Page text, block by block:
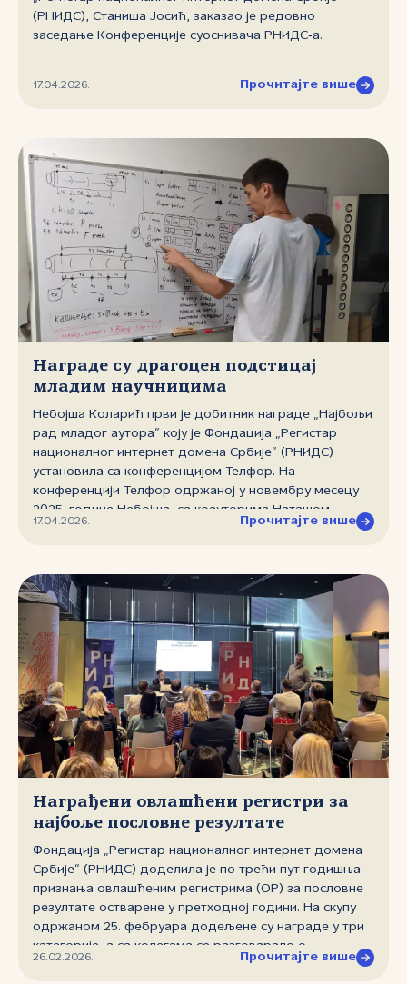
(РНИДС), Станиша Јосић, заказао је редовно
заседање Конференције суоснивача РНИДС‑а.
17.04.2026. Прочитајте више
Награде су драгоцен подстицај
младим научницима
Небојша Коларић први је добитник награде „Најбољи
рад младог аутора” коју је Фондација „Регистар
националног интернет домена Србије” (РНИДС)
установила са конференцијом Телфор. На
конференцији Телфор одржаној у новембру месецу
2025. године Небојша, са коауторима Наташом
Ћировић и Милошем Бјелић, награђен је за рад
17.04.2026. Прочитајте више
Награђени овлашћени регистри за
најбоље пословне резултате
Фондација „Регистар националног интернет домена
Србије“ (РНИДС) доделила је по трећи пут годишња
признања овлашћеним регистрима (ОР) за пословне
резултате остварене у претходној години. На скупу
одржаном 25. фебруара додељене су награде у три
категорије, а са колегама се разговарало о
новостима и променама које ће утицати на
26.02.2026. Прочитајте више